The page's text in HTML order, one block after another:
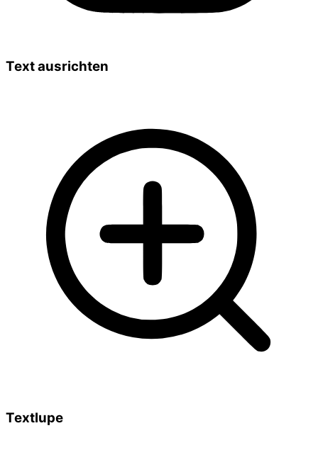
Text ausrichten
Textlupe